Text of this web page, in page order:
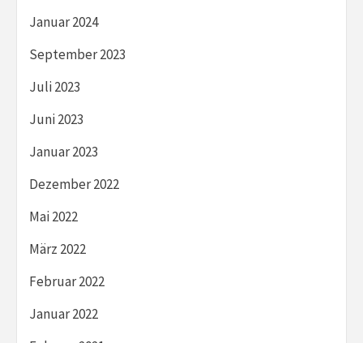
Januar 2024
September 2023
Juli 2023
Juni 2023
Januar 2023
Dezember 2022
Mai 2022
März 2022
Februar 2022
Januar 2022